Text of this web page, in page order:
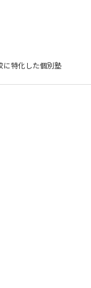
に特化した個別塾